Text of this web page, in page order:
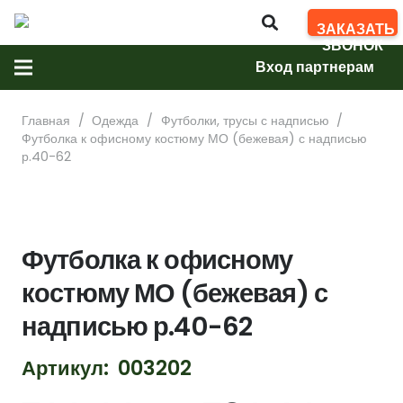
ЗАКАЗАТЬ
ЗВОНОК
Вход партнерам
Главная / Одежда / Футболки, трусы с надписью /
Футболка к офисному костюму МО (бежевая) с надписью
р.40-62
Футболка к офисному
костюму МО (бежевая) с
надписью р.40-62
Артикул: 003202